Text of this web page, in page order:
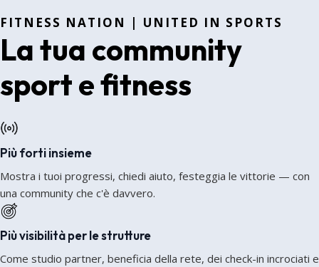
FITNESS NATION | UNITED IN SPORTS
La tua community
sport e fitness
Più forti insieme
Mostra i tuoi progressi, chiedi aiuto, festeggia le vittorie — con
una community che c'è davvero.
Più visibilità per le strutture
Come studio partner, beneficia della rete, dei check-in incrociati e